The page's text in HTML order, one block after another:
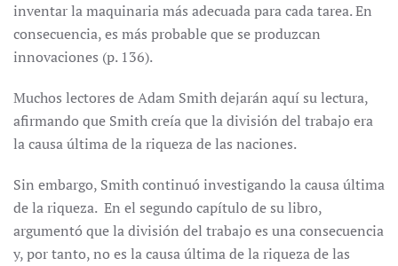
inventar la maquinaria más adecuada para cada tarea. En
consecuencia, es más probable que se produzcan
innovaciones (p. 136).
Muchos lectores de Adam Smith dejarán aquí su lectura,
afirmando que Smith creía que la división del trabajo era
la causa última de la riqueza de las naciones.
Sin embargo, Smith continuó investigando la causa última
de la riqueza. En el segundo capítulo de su libro,
argumentó que la división del trabajo es una consecuencia
y, por tanto, no es la causa última de la riqueza de las